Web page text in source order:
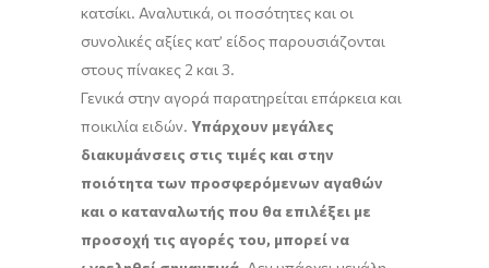
κατσίκι. Αναλυτικά, οι ποσότητες και οι
συνολικές αξίες κατ’ είδος παρουσιάζονται
στους πίνακες 2 και 3.
Γενικά στην αγορά παρατηρείται επάρκεια και
ποικιλία ειδών. Υπάρχουν μεγάλες
διακυμάνσεις στις τιμές και στην
ποιότητα των προσφερόμενων αγαθών
και ο καταναλωτής που θα επιλέξει με
προσοχή τις αγορές του, μπορεί να